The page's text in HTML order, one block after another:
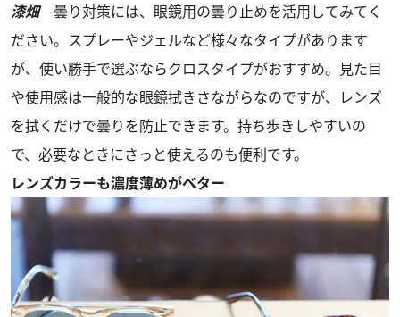
漆畑曇り対策には、眼鏡用の曇り止めを活用してみてく
ださい。スプレーやジェルなど様々なタイプがあります
が、使い勝手で選ぶならクロスタイプがおすすめ。見た目
や使用感は一般的な眼鏡拭きさながらなのですが、レンズ
を拭くだけで曇りを防止できます。持ち歩きしやすいの
で、必要なときにさっと使えるのも便利です。
レンズカラーも濃度薄めがベター